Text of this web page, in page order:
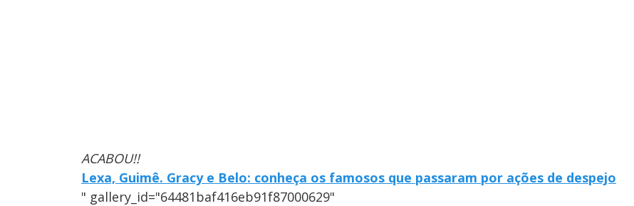
ACABOU!!
Lexa, Guimê. Gracy e Belo: conheça os famosos que passaram por ações de despejo
" gallery_id="64481baf416eb91f87000629"